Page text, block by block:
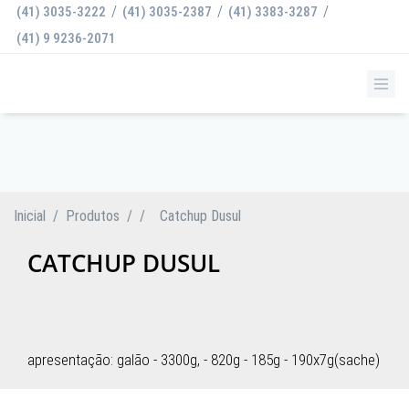
(41) 3035-3222 / (41) 3035-2387 / (41) 3383-3287 /
(41) 9 9236-2071
Inicial / Produtos / / Catchup Dusul
CATCHUP DUSUL
apresentação: galão - 3300g, - 820g - 185g - 190x7g(sache)